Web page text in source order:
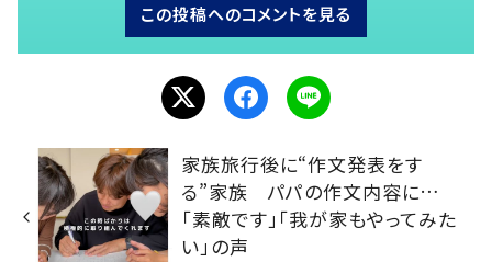
この投稿へのコメントを見る
家族旅行後に“作文発表をす
る”家族 パパの作文内容に…
「素敵です」「我が家もやってみた
い」の声